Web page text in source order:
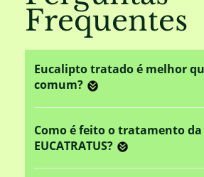
Frequentes
Eucalipto tratado é melhor
comum?
Como é feito o tratamento
EUCATRATUS?